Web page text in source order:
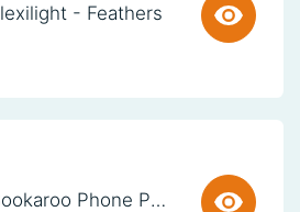
- Feathers
Bookaroo Phone Pocket - Brown